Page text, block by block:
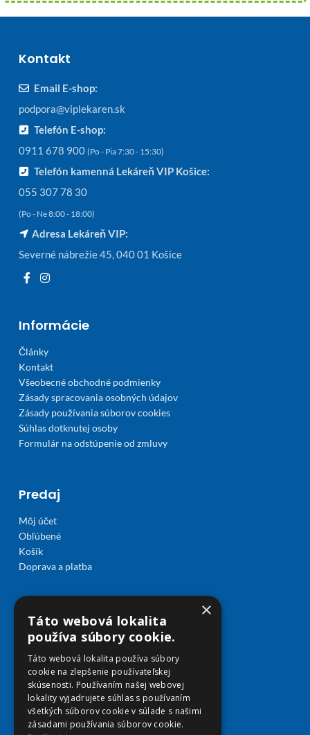
Kontakt
Email E-shop:
podpora@viplekaren.sk
Telefón E-shop:
0911 678 900 (Po - Pia 7:30 - 15:30)
Telefón kamenná Lekáreň VIP Košice:
055 307 78 30
(Po - Ne 8:00 - 18:00)
Adresa Lekáreň VIP:
Severné nábrežie 45, 040 01 Košice
Informácie
Články
Kontakt
Všeobecné obchodné podmienky
Zásady spracovania osobných údajov
Zásady používania súborov cookies
Súhlas dotknutej osoby
Formulár na odstúpenie od zmluvy
Predaj
Môj účet
Obľúbené
Košík
Doprava a platba
×
Táto webová lokalita
používa súbory cookie.
Táto webová lokalita používa súbory
cookie na zlepšenie používateľskej
skúsenosti. Používaním našej webovej
lokality vyjadrujete súhlas s používaním
všetkých súborov cookie v súlade s našimi
zásadami používania súborov cookie.